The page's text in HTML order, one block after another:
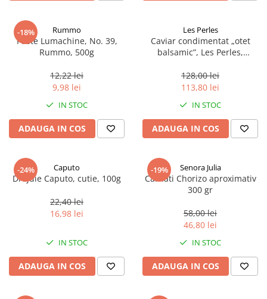
-18% Rummo
Paste Lumachine, No. 39,
Rummo, 500g
12,22 lei
9,98 lei
IN STOC
ADAUGA IN COS
Les Perles
Caviar condimentat „otet
balsamic”, Les Perles,
sferice, 200 g
128,00 lei
113,80 lei
IN STOC
ADAUGA IN COS
-24% Caputo
Drojdie Caputo, cutie, 100g
22,40 lei
16,98 lei
IN STOC
ADAUGA IN COS
-19% Senora Julia
Carnati Chorizo aproximativ
300 gr
58,00 lei
46,80 lei
IN STOC
ADAUGA IN COS